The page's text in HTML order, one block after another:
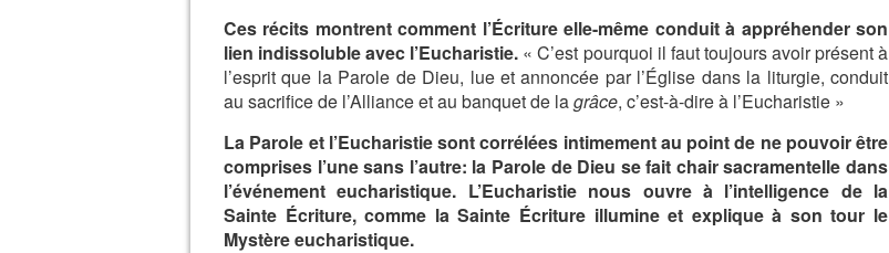
Ces récits montrent comment l’Écriture elle-même conduit à appréhender son
lien indissoluble avec l’Eucharistie. « C’est pourquoi il faut toujours avoir présent à
l’esprit que la Parole de Dieu, lue et annoncée par l’Église dans la liturgie, conduit
au sacrifice de l’Alliance et au banquet de lagrâce, c’est-à-dire à l’Eucharistie »
La Parole et l’Eucharistie sont corrélées intimement au point de ne pouvoir être
comprises l’une sans l’autre: la Parole de Dieu se fait chair sacramentelle dans
l’événement eucharistique. L’Eucharistie nous ouvre à l’intelligence de la
Sainte Écriture, comme la Sainte Écriture illumine et explique à son tour le
Mystère eucharistique.